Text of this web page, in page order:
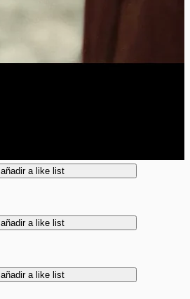
añadir a like list
añadir a like list
añadir a like list